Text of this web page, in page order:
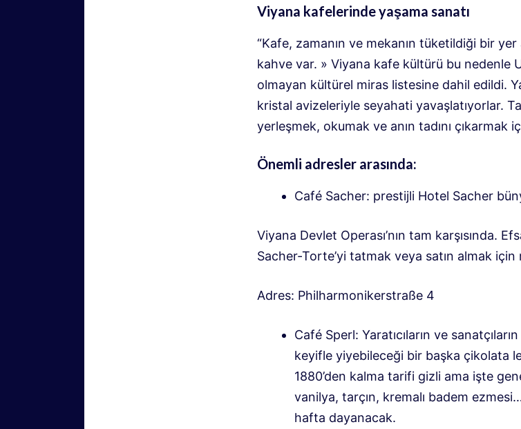
Viyana kafelerinde yaşama sanatı
“Kafe, zamanın ve mekanın tüketildiği bir
kahve var. » Viyana kafe kültürü bu nedenle
olmayan kültürel miras listesine dahil edildi.
kristal avizeleriyle seyahati yavaşlatıyorlar.
yerleşmek, okumak ve anın tadını çıkarmak
Önemli adresler arasında:
Café Sacher: prestijli Hotel Sacher
Viyana Devlet Operası’nın tam karşısında.
Sacher-Torte’yi tatmak veya satın almak için
Adres: Philharmonikerstraße 4
Café Sperl: Yaratıcıların ve
keyifle yiyebileceği bir başka çikolata
1880’den kalma tarifi gizli ama işte
vanilya, tarçın, kremalı badem
hafta dayanacak.